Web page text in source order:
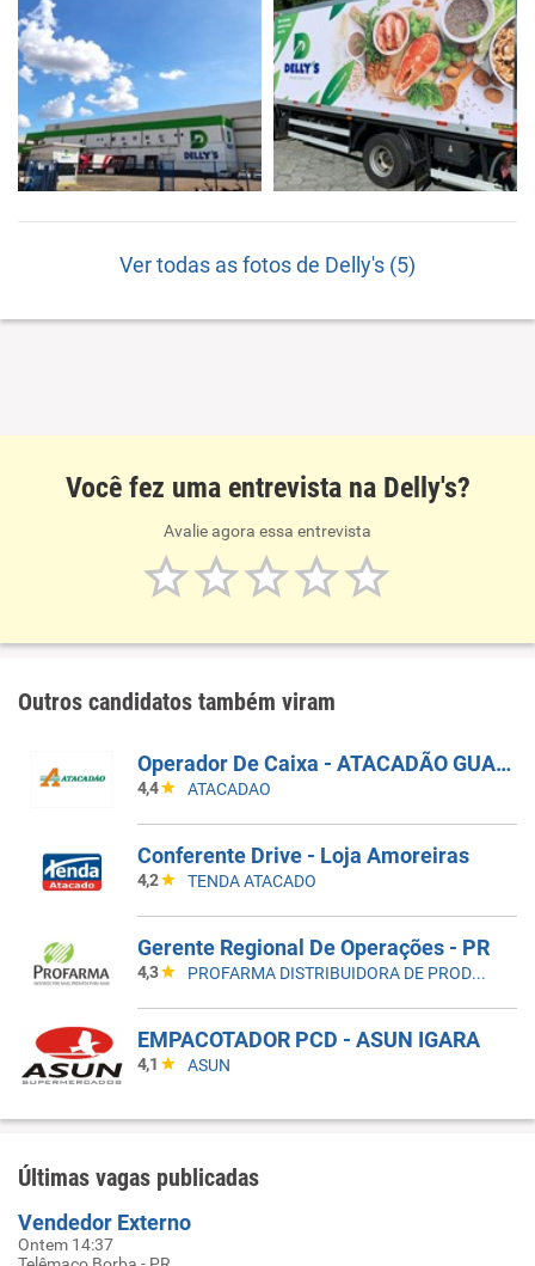
Ver todas as fotos de Delly's (5)
Você fez uma entrevista na Delly's?
Avalie agora essa entrevista
Outros candidatos também viram
Operador De Caixa - ATACADÃO GUARULHOS BONSUCESSO
4,4 ATACADAO
Conferente Drive - Loja Amoreiras
4,2 TENDA ATACADO
Gerente Regional De Operações - PR
4,3 PROFARMA DISTRIBUIDORA DE PRODUTOS FARMACEUTICOS
EMPACOTADOR PCD - ASUN IGARA
4,1 ASUN
Últimas vagas publicadas
Vendedor Externo
Ontem 14:37